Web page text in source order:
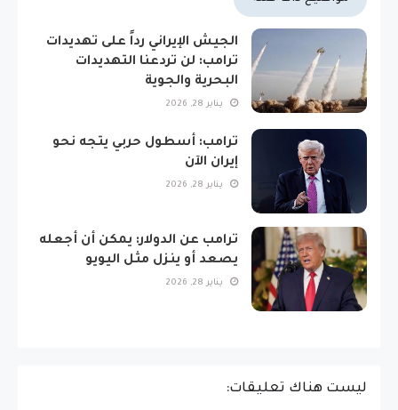
الجيش الإيراني رداً على تهديدات
ترامب: لن تردعنا التهديدات
البحرية والجوية
يناير 28, 2026
ترامب: أسطول حربي يتجه نحو
إيران الآن
يناير 28, 2026
ترامب عن الدولار: يمكن أن أجعله
يصعد أو ينزل مثل اليويو
يناير 28, 2026
ليست هناك تعليقات: